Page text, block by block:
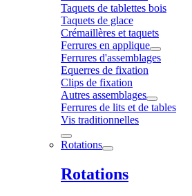
Taquets de tablettes bois
Taquets de glace
Crémaillères et taquets
Ferrures en applique
Ferrures d'assemblages
Equerres de fixation
Clips de fixation
Autres assemblages
Ferrures de lits et de tables
Vis traditionnelles
Rotations
Rotations